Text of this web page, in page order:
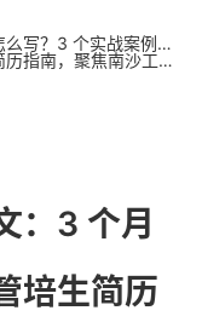
下一篇：邦泰集团春招补录：销售岗简历怎么写？3 个实战案例教你拿下筑梦生 Offer
上一篇：包道集团春招：生产管理培训生简历指南，聚焦南沙工厂与快速晋升
：3 个月
培生简历